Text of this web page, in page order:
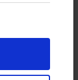
cookies,
vores